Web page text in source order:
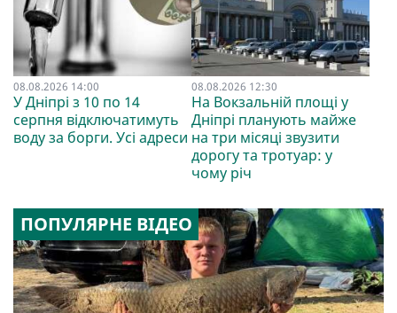
08.08.2026 14:00
У Дніпрі з 10 по 14
серпня відключатимуть
воду за борги. Усі адреси
08.08.2026 12:30
На Вокзальній площі у
Дніпрі планують майже
на три місяці звузити
дорогу та тротуар: у
чому річ
ПОПУЛЯРНЕ ВІДЕО